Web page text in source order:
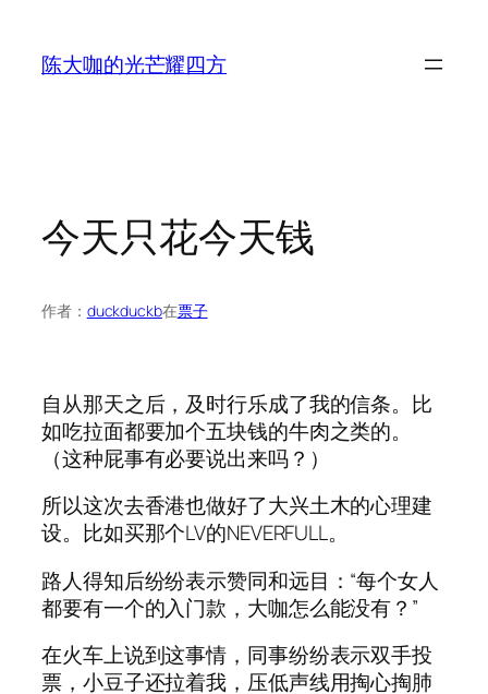
陈大咖的光芒耀四方
今天只花今天钱
作者： duckduckb在票子
自从那天之后，及时行乐成了我的信条。比
如吃拉面都要加个五块钱的牛肉之类的。
（这种屁事有必要说出来吗？）
所以这次去香港也做好了大兴土木的心理建
设。比如买那个LV的NEVERFULL。
路人得知后纷纷表示赞同和远目：“每个女人
都要有一个的入门款，大咖怎么能没有？”
在火车上说到这事情，同事纷纷表示双手投
票，小豆子还拉着我，压低声线用掏心掏肺